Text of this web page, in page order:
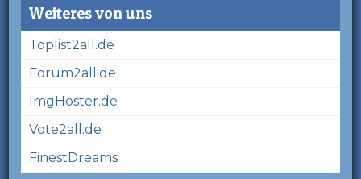
Weiteres von uns
Toplist2all.de
Forum2all.de
ImgHoster.de
Vote2all.de
FinestDreams